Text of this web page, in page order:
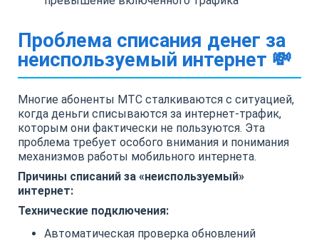
Проблема списания денег за
неиспользуемый интернет 💸
Многие абоненты МТС сталкиваются с ситуацией,
когда деньги списываются за интернет-трафик,
которым они фактически не пользуются. Эта
проблема требует особого внимания и понимания
механизмов работы мобильного интернета.
Причины списаний за «неиспользуемый»
интернет:
Технические подключения:
Автоматическая проверка обновлений